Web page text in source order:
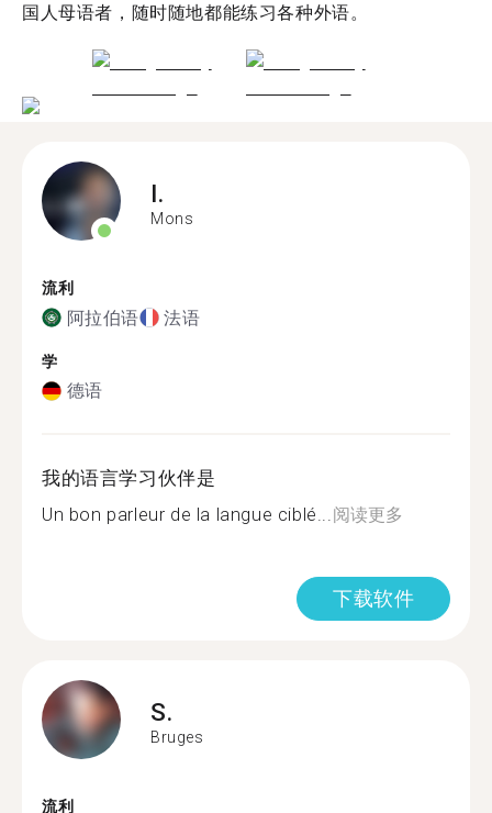
国人母语者，随时随地都能练习各种外语。
I.
Mons
流利
阿拉伯语 法语
学
德语
我的语言学习伙伴是
Un bon parleur de la langue ciblé...阅读更多
下载软件
S.
Bruges
流利